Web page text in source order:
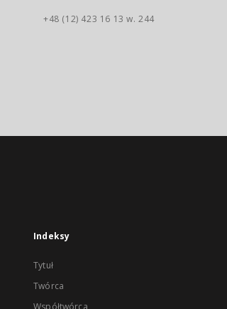
+48 (12) 423 16 13 w. 244
Indeksy
Tytuł
Twórca
Współtwórca